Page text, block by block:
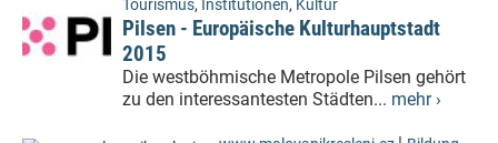
Tourismus, Institutionen, Kultur
Pilsen - Europäische Kulturhauptstadt
2015
Die westböhmische Metropole Pilsen gehört
zu den interessantesten Städten... mehr ›